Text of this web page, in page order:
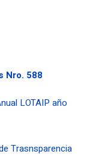
Nro. 588
LOTAIP año
Trasnsparencia